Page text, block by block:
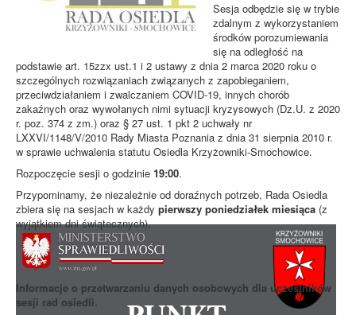
Sesja odbędzie się w trybie
zdalnym z wykorzystaniem
środków porozumiewania
się na odległość na
podstawie art. 15zzx ust.1 i 2 ustawy z dnia 2 marca 2020 roku o
szczególnych rozwiązaniach związanych z zapobieganiem,
przeciwdziałaniem i zwalczaniem COVID-19, innych chorób
zakaźnych oraz wywołanych nimi sytuacji kryzysowych (Dz.U. z 2020
r. poz. 374 z zm.) oraz § 27 ust. 1 pkt 2 uchwały nr
LXXVI/1148/V/2010 Rady Miasta Poznania z dnia 31 sierpnia 2010 r.
w sprawie uchwalenia statutu Osiedla Krzyżowniki-Smochowice.
Rozpoczęcie sesji o godzinie 19:00.
Przypominamy, że niezależnie od doraźnych potrzeb, Rada Osiedla
zbiera się na sesjach w każdy pierwszy poniedziałek miesiąca (z
wyjątkiem dni świątecznych).
Informacje o przetwarzaniu danych osobowych dla uczestników
sesji rad osiedli.